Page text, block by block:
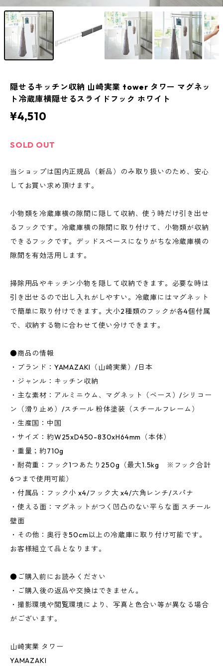
隠せるキッチン収納 山崎実業 tower タワー マグネッ
ト冷蔵庫横隠せるスライドフック ホワイト
¥4,510
SOLD OUT
当ショップは国内正規品（新品）のみ取り扱いのため、安心
してお買い求め頂けます。
小物類を冷蔵庫横の隙間に隠して収納、使う時だけ引き出せ
るフックです。冷蔵庫横の隙間に取り付けて、小物類が収納
できるフックです。デッドスペースになりがちな冷蔵庫横の
隙間を有効活用します。
掃除用品やキッチン小物を隠して収納できます。必要な時は
引き出せるので出し入れがしやすい。冷蔵庫にはマグネット
で簡単に取り付けできます。大小2種類のフックが各4個付属
で、収納する物に合わせて使い分けできます。
●商品の情報
・ブランド：YAMAZAKI（山崎実業）/日本
・ジャンル：キッチン収納
・主な素材：アルミニウム、マグネット（ベース）/シリコー
ン（滑り止め）/スチール 粉体塗装（スチールフレーム）
・生産国：中国
・サイズ：約W25xD450-830xH64mm（本体）
・重量；約710g
・耐荷重：フック1つあたり250g（最大1.5kg ※フック合計
6つまで使用可能）
・付属品：フック小 x4/フック大 x4/六角レンチ/スパナ
・使える面：マグネットがつく凹凸のない平らな面 スチール
壁面
・その他：奥行き50cm以上の冷蔵庫に取り付け可能です。
お客様組立て品となります。
●ご購入前にお読みください
・ご購入後の返品や交換はできません。
・撮影環境や閲覧環境により、写真と色合い等が異なる場合
がございます。
山崎実業 タワー
YAMAZAKI